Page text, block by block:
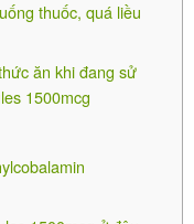
thuốc, quá liều
ăn khi đang sử
1500mcg